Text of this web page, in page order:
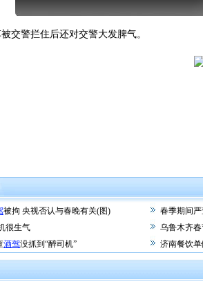
警拦住后还对交警大发脾气。
被拘 央视否认与春晚有关(图)
春季期间
很生气
乌鲁木齐
酒驾没抓到“醉司机” 济南餐饮